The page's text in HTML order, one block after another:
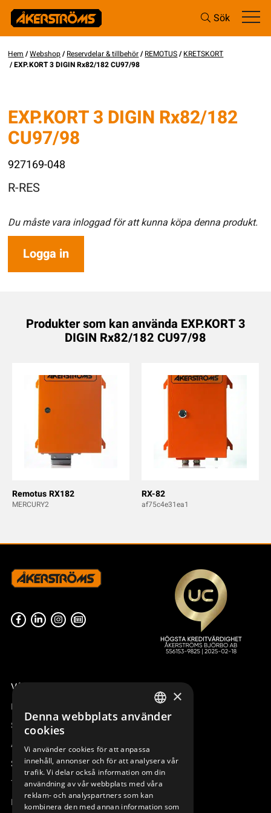
Sök
Hem /Webshop/Reservdelar & tillbehör/REMOTUS/KRETSKORT
/ EXP.KORT 3 DIGIN Rx82/182 CU97/98
EXP.KORT 3 DIGIN Rx82/182
CU97/98
927169-048
R-RES
Du måste vara inloggad för att kunna köpa denna produkt.
Logga in
Produkter som kan använda EXP.KORT 3
DIGIN Rx82/182 CU97/98
Remotus RX182
MERCURY2
RX-82
af75c4e31ea1
Våra radiostyrningar – översikt
Remotus
Sesam
Access_Ctrl
Support
Teknisk support
Boka service
SWEDISH
DEUTSCH
×
Denna webbplats använder
cookies
Vi använder cookies för att anpassa
innehåll, annonser och för att analysera vår
trafik. Vi delar också information om din
användning av vår webbplats med våra
reklam- och analyspartners som kan
kombinera den med annan information som